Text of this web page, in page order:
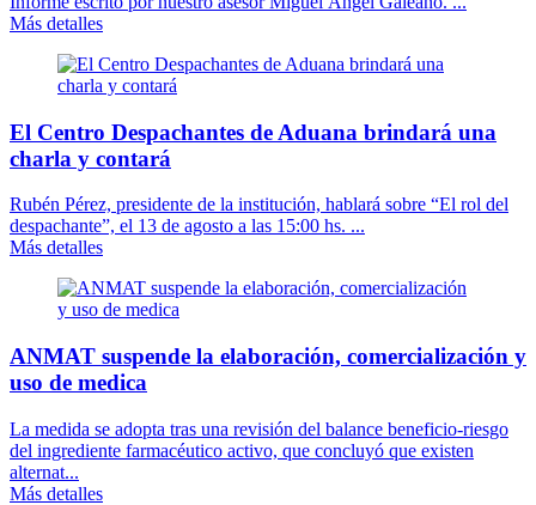
Más detalles
El Centro Despachantes de Aduana brindará una
charla y contará
Rubén Pérez, presidente de la institución, hablará sobre “El rol del
despachante”, el 13 de agosto a las 15:00 hs. ...
Más detalles
ANMAT suspende la elaboración, comercialización y
uso de medica
La medida se adopta tras una revisión del balance beneficio-riesgo
del ingrediente farmacéutico activo, que concluyó que existen
alternat...
Más detalles